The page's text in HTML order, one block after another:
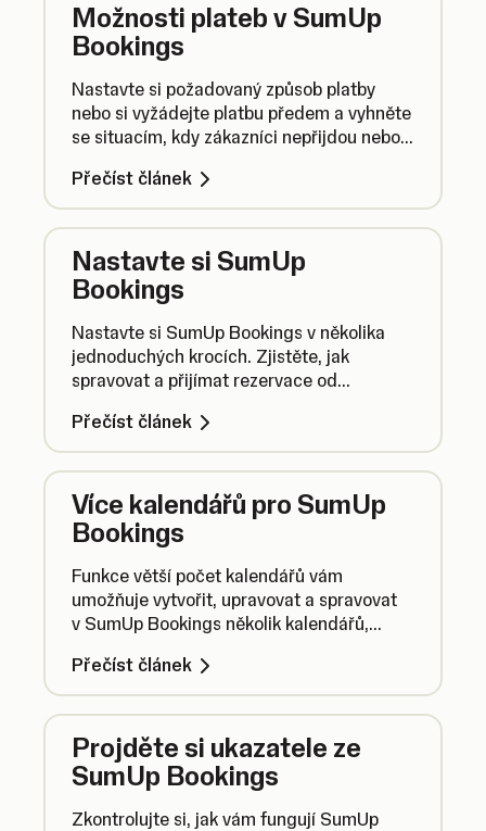
Možnosti plateb v SumUp
Bookings
Nastavte si požadovaný způsob platby
nebo si vyžádejte platbu předem a vyhněte
se situacím, kdy zákazníci nepřijdou nebo
Přečíst článek
Nastavte si SumUp
Bookings
Nastavte si SumUp Bookings v několika
jednoduchých krocích. Zjistěte, jak
spravovat a přijímat rezervace od
Přečíst článek
Více kalendářů pro SumUp
Bookings
Funkce větší počet kalendářů vám
umožňuje vytvořit, upravovat a spravovat
v SumUp Bookings několik kalendářů,
konkrétním zaměstnancům.
Přečíst článek
Projděte si ukazatele ze
SumUp Bookings
Zkontrolujte si, jak vám fungují SumUp